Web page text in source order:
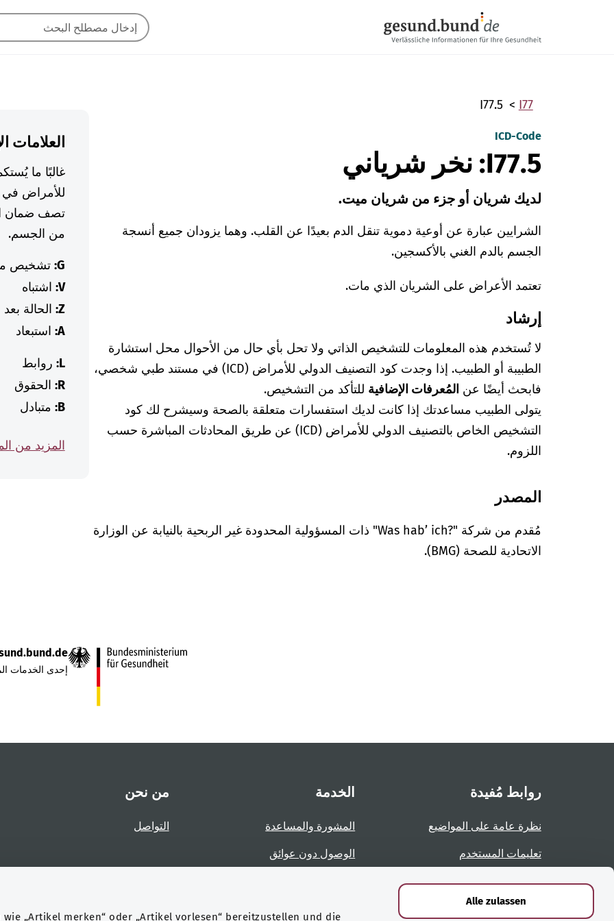
„Artikel merken“ oder „Artikel vorlesen“ bereitzustellen und die
Alle zulassen
I77
I77.5
ICD-Code
I77.5: نخر شرياني
لديك شريان أو جزء من شريان ميت.
الشرايين عبارة عن أوعية دموية تنقل الدم بعيدًا عن القلب. وهما يزودان جميع أنسجة
الجسم بالدم الغني بالأكسجين.
تعتمد الأعراض على الشريان الذي مات.
إرشاد
لا تُستخدم هذه المعلومات للتشخيص الذاتي ولا تحل بأي حال من الأحوال محل استشارة
الطبيبة أو الطبيب. إذا وجدت كود التصنيف الدولي للأمراض (ICD) في مستند طبي شخصي،
فابحث أيضًا عن المُعرفات الإضافية للتأكد من التشخيص.
يتولى الطبيب مساعدتك إذا كانت لديك استفسارات متعلقة بالصحة وسيشرح لك كود
التشخيص الخاص بالتصنيف الدولي للأمراض (ICD) عن طريق المحادثات المباشرة حسب
اللزوم.
المصدر
مُقدم من شركة "Was hab’ ich?‎" ذات المسؤولية المحدودة غير الربحية بالنيابة عن الوزارة
الاتحادية للصحة (BMG).
العلامات
غالبًا ما
للأمراض في
تصف ضمان
من الجسم.
G: تشخيص
V: اشتباه
Z: الحالة بعد
A: استبعاد
L: روابط
R: الحقوق
B: متبادل
المزيد من
إحدى الخدمات
روابط مُفيدة
نظرة عامة على المواضيع
تعليمات المستخدم
نظرة عامة على الصفحات
الخدمة
المشورة والمساعدة
الوصول دون عوائق
من نحن
التواصل